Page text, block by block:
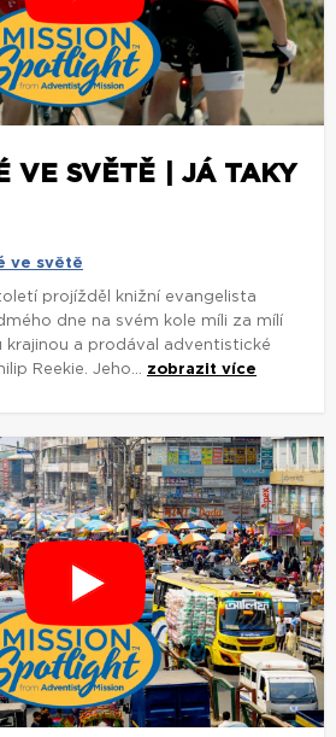
VE SVĚTĚ | JÁ TAKY
ve světě
projížděl knižní evangelista
dne na svém kole míli za mílí
krajinou a prodával adventistické
Reekie. Jeho... zobrazit více